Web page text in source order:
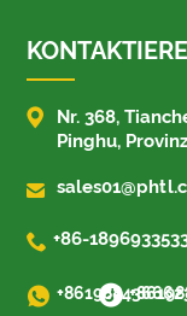

Nr. 368,
Pinghu,

 +86-